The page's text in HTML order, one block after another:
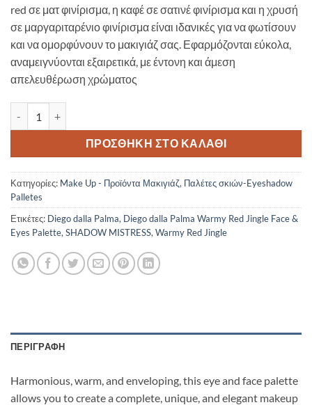
red σε ματ φινίρισμα, η καφέ σε σατινέ φινίρισμα και η χρυσή
σε μαργαριταρένιο φινίρισμα είναι ιδανικές για να φωτίσουν
και να ομορφύνουν το μακιγιάζ σας. Εφαρμόζονται εύκολα,
αναμειγνύονται εξαιρετικά, με έντονη και άμεση
απελευθέρωση χρώματος
ΠΡΟΣΘΉΚΗ ΣΤΟ ΚΑΛΆΘΙ
Κατηγορίες: Make Up - Προϊόντα Μακιγιάζ, Παλέτες σκιών-Eyeshadow
Palletes
Ετικέτες: Diego dalla Palma, Diego dalla Palma Warmy Red Jingle Face &
Eyes Palette, SHADOW MISTRESS, Warmy Red Jingle
ΠΕΡΙΓΡΑΦΉ
Harmonious, warm, and enveloping, this eye and face palette
allows you to create a complete, unique, and elegant makeup